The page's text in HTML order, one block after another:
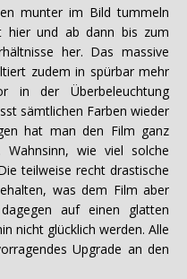
munter im Bild tummeln
hier und ab dann bis zum
her. Das massive
zudem in spürbar mehr
in der Überbeleuchtung
sämtlichen Farben wieder
hat man den Film ganz
wie viel solche
teilweise recht drastische
was dem Film aber
auf einen glatten
nicht glücklich werden. Alle
Upgrade an den